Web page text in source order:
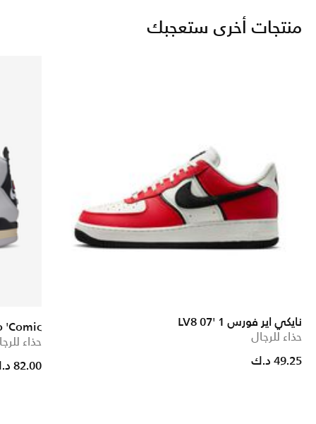
منتجات أخرى ستعجبك
نايكي اير فورس 1 '07 LV8
حذاء للرجال
49.25 د.ك
'Comic'
حذاء
82.00 د.ك